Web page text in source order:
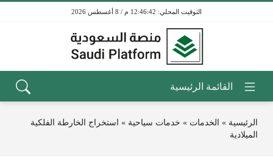
12:46:42 م / 8 أغسطس 2026
الرئيسية » الخدمات » خدمات سياحية » استخراج الخارطة الفلكية
الميلادية